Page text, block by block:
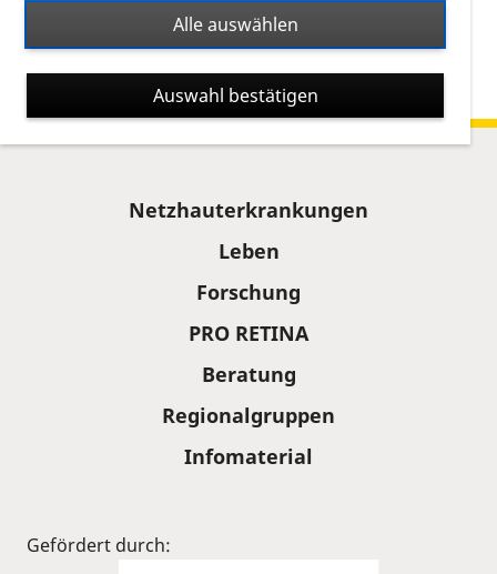
Netzhauterkrankungen
Leben
Forschung
PRO RETINA
Beratung
Regionalgruppen
Infomaterial
Gefördert durch:
Alle auswählen
Auswahl bestätigen